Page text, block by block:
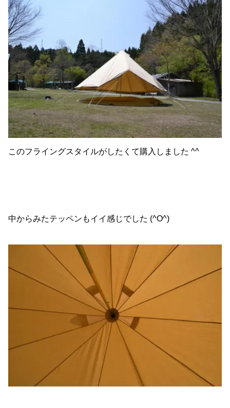
このフライングスタイルがしたくて購入しました ^^
中からみたテッペンもイイ感じでした (^O^)